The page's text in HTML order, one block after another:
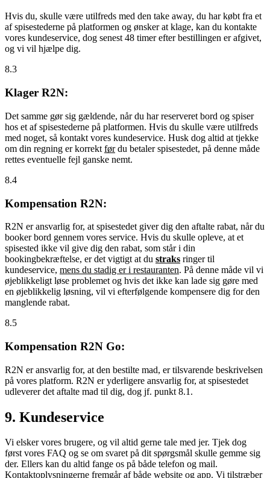
Hvis du, skulle være utilfreds med den take away, du har købt fra et
af spisestederne på platformen og ønsker at klage, kan du kontakte
vores kundeservice, dog senest 48 timer efter bestillingen er afgivet,
og vi vil hjælpe dig.
8.3
Klager R2N:
Det samme gør sig gældende, når du har reserveret bord og spiser
hos et af spisestederne på platformen. Hvis du skulle være utilfreds
med noget, så kontakt vores kundeservice. Husk dog altid at tjekke
om din regning er korrekt førdu betaler spisestedet, på denne måde
rettes eventuelle fejl ganske nemt.
8.4
Kompensation R2N:
R2N er ansvarlig for, at spisestedet giver dig den aftalte rabat, når du
booker bord gennem vores service. Hvis du skulle opleve, at et
spisested ikke vil give dig den rabat, som står i din
bookingbekræftelse, er det vigtigt at du straks ringer til
kundeservice, mens du stadig er i restauranten. På denne måde vil vi
øjeblikkeligt løse problemet og hvis det ikke kan lade sig gøre med
en øjeblikkelig løsning, vil vi efterfølgende kompensere dig for den
manglende rabat.
8.5
Kompensation R2N Go:
R2N er ansvarlig for, at den bestilte mad, er tilsvarende beskrivelsen
på vores platform. R2N er yderligere ansvarlig for, at spisestedet
udleverer det aftalte mad til dig, dog jf. punkt 8.1.
9. Kundeservice
Vi elsker vores brugere, og vil altid gerne tale med jer. Tjek dog
først vores FAQ og se om svaret på dit spørgsmål skulle gemme sig
der. Ellers kan du altid fange os på både telefon og mail.
Kontaktoplysningerne fremgår af både website og app. Vi tilstræber